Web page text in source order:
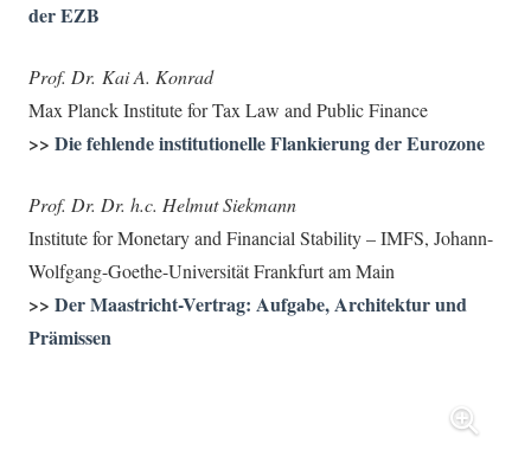
der EZB
Prof. Dr. Kai A. Konrad
Max Planck Institute for Tax Law and Public Finance
>> Die fehlende institutionelle Flankierung der Eurozone
Prof. Dr. Dr. h.c. Helmut Siekmann
Institute for Monetary and Financial Stability – IMFS, Johann-
Wolfgang-Goethe-Universität Frankfurt am Main
>> Der Maastricht-Vertrag: Aufgabe, Architektur und
Prämissen